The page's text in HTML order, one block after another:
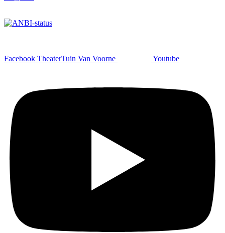
Facebook TheaterTuin Van Voorne Youtube